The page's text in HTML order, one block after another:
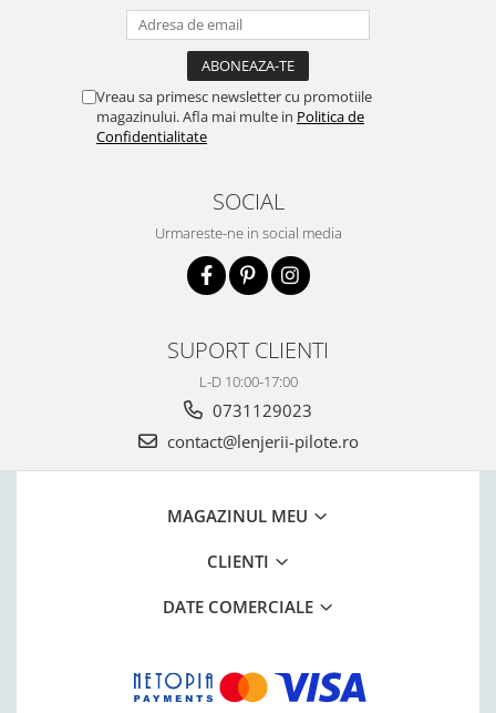
Vreau sa primesc newsletter cu promotiile
magazinului. Afla mai multe in Politica de
Confidentialitate
SOCIAL
Urmareste-ne in social media
SUPORT CLIENTI
L-D 10:00-17:00
0731129023
contact@lenjerii-pilote.ro
MAGAZINUL MEU
CLIENTI
DATE COMERCIALE